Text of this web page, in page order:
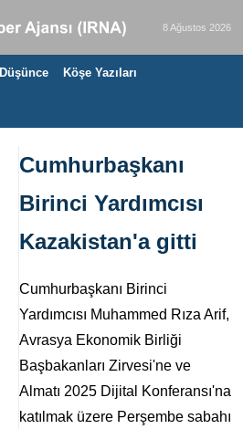
8 Ağustos 2026
Düşünce Köşe Yazıları
Cumhurbaşkanı
Birinci Yardımcısı
Kazakistan'a gitti
Cumhurbaşkanı Birinci
Yardımcısı Muhammed Rıza Arif,
Avrasya Ekonomik Birliği
Başbakanları Zirvesi'ne ve
Almatı 2025 Dijital Konferansı'na
katılmak üzere Perşembe sabahı